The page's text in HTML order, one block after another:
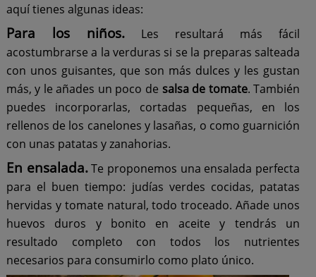
aquí tienes algunas ideas:
Para los niños.Les resultará más fácil
acostumbrarse a la verduras si se la preparas salteada
con unos guisantes, que son más dulces y les gustan
más, y le añades un poco de salsa de tomate. También
puedes incorporarlas, cortadas pequeñas, en los
rellenos de los canelones y lasañas, o como guarnición
con unas patatas y zanahorias.
En ensalada.Te proponemos una ensalada perfecta
para el buen tiempo: judías verdes cocidas, patatas
hervidas y tomate natural, todo troceado. Añade unos
huevos duros y bonito en aceite y tendrás un
resultado completo con todos los nutrientes
necesarios para consumirlo como plato único.